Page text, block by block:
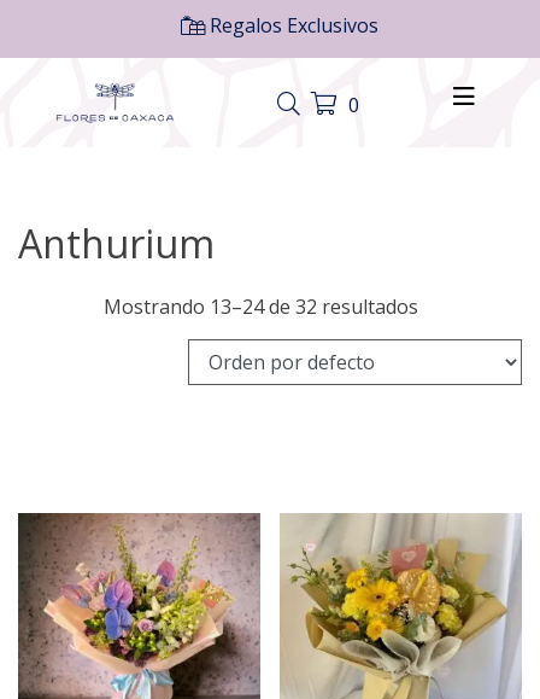
Regalos Exclusivos
0
Anthurium
Mostrando 13–24 de 32 resultados